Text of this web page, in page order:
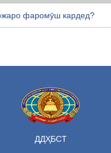
фаромӯш кардед?
ДДҲБСТ